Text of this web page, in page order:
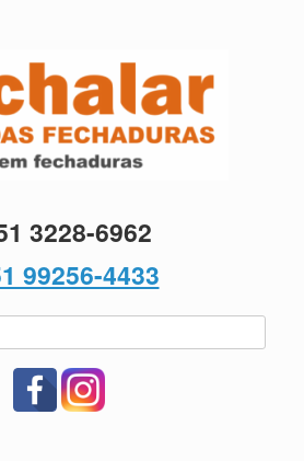
3228-6962
99256-4433